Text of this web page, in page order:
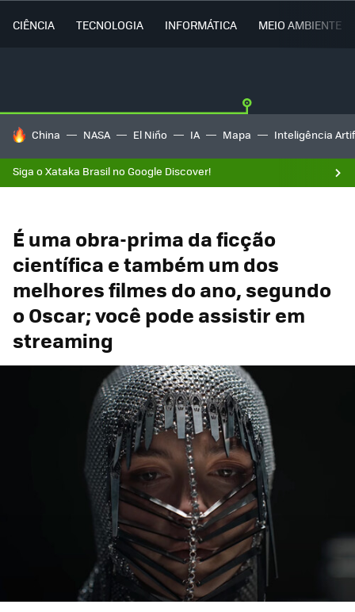
CIÊNCIA TECNOLOGIA INFORMÁTICA MEIO AMBIENTE
TENDÊNCIAS DO DIA
China NASA El Niño IA Mapa Inteligência
Siga o Xataka Brasil no Google Discover!
É uma obra-prima da ficção
científica e também um dos
melhores filmes do ano, segundo
o Oscar; você pode assistir em
streaming